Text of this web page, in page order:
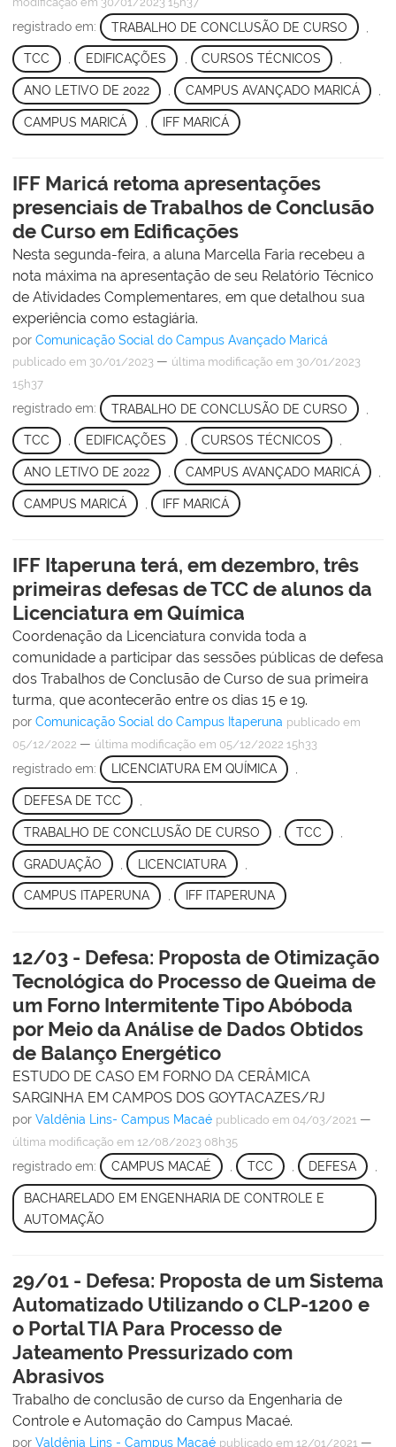
registrado em: TRABALHO DE CONCLUSÃO DE CURSO
TCC , EDIFICAÇÕES , CURSOS TÉCNICOS ,
ANO LETIVO DE 2022 CAMPUS AVANÇADO MARICÁ
CAMPUS MARICÁ IFF MARICÁ
IFF Maricá retoma apresentações
presenciais de Trabalhos de Conclusão
de Curso em Edificações
Nesta segunda-feira, a aluna Marcella Faria recebeu a
nota máxima na apresentação de seu Relatório Técnico
de Atividades Complementares, em que detalhou sua
experiência como estagiária.
por Comunicação Social do Campus Avançado Maricá
publicado em 30/01/2023 — última modificação em 30/01/2023
15h37
registrado em: TRABALHO DE CONCLUSÃO DE CURSO
TCC , EDIFICAÇÕES , CURSOS TÉCNICOS ,
ANO LETIVO DE 2022 CAMPUS AVANÇADO MARICÁ
CAMPUS MARICÁ IFF MARICÁ
IFF Itaperuna terá, em dezembro, três
primeiras defesas de TCC de alunos da
Licenciatura em Química
Coordenação da Licenciatura convida toda a
comunidade a participar das sessões públicas de defesa
dos Trabalhos de Conclusão de Curso de sua primeira
turma, que acontecerão entre os dias 15 e 19.
por Comunicação Social do Campus Itaperuna publicado em
05/12/2022 — última modificação em 05/12/2022 15h33
registrado em: LICENCIATURA EM QUÍMICA ,
DEFESA DE TCC
TRABALHO DE CONCLUSÃO DE CURSO TCC
GRADUAÇÃO LICENCIATURA
CAMPUS ITAPERUNA , IFF ITAPERUNA
12/03 - Defesa: Proposta de Otimização
Tecnológica do Processo de Queima de
um Forno Intermitente Tipo Abóboda
por Meio da Análise de Dados Obtidos
de Balanço Energético
ESTUDO DE CASO EM FORNO DA CERÂMICA
SARGINHA EM CAMPOS DOS GOYTACAZES/RJ
por Valdênia Lins- Campus Macaé publicado em 04/03/2021 —
última modificação em 12/08/2023 08h35
registrado em: CAMPUS MACAÉ TCC DEFESA
BACHARELADO EM ENGENHARIA DE CONTROLE E
AUTOMAÇÃO
29/01 - Defesa: Proposta de um Sistema
Automatizado Utilizando o CLP-1200 e
o Portal TIA Para Processo de
Jateamento Pressurizado com
Abrasivos
Trabalho de conclusão de curso da Engenharia de
Controle e Automação do Campus Macaé.
por Valdênia Lins - Campus Macaé publicado em 12/01/2021 —